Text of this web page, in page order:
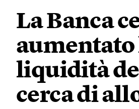
La Banca
liquidità
cerca di